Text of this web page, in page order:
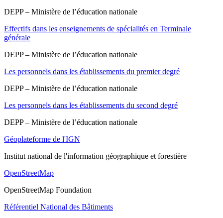
DEPP – Ministère de l’éducation nationale
Effectifs dans les enseignements de spécialités en Terminale
générale
DEPP – Ministère de l’éducation nationale
Les personnels dans les établissements du premier degré
DEPP – Ministère de l’éducation nationale
Les personnels dans les établissements du second degré
DEPP – Ministère de l’éducation nationale
Géoplateforme de l'IGN
Institut national de l'information géographique et forestière
OpenStreetMap
OpenStreetMap Foundation
Référentiel National des Bâtiments